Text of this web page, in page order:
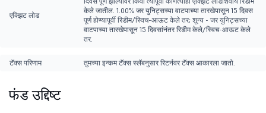
एक्झिट लोड
केले जातील. 1.00% जर युनिट्सच्या वाटपाच्या तारखेपासून 15 दिवस
पूर्ण होण्यापूर्वी रिडीम/स्विच-आऊट केले तर; शून्य - जर युनिट्सच्या
वाटपाच्या तारखेपासून 15 दिवसांनंतर रिडीम केले/स्विच-आऊट केले
तर.
टॅक्स परिणाम तुमच्या इन्कम टॅक्स स्लॅबनुसार रिटर्नवर टॅक्स आकारला जातो.
फंड उद्दिष्ट